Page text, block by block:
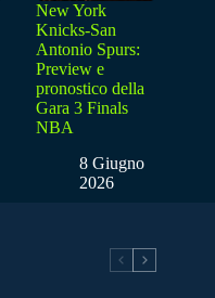
New York
Knicks-San
Antonio Spurs:
Preview e
pronostico della
Gara 3 Finals
NBA
8 Giugno
2026